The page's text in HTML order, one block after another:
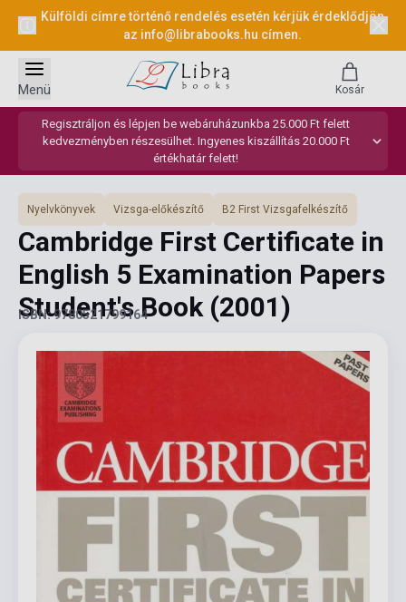
Külföldi címre történő rendelés esetén kérjük érdeklődjön
az info@librabooks.hu címen.
Regisztráljon és lépjen be webáruházunkba 25.000 Ft felett
kedvezményben részesülhet. Ingyenes kiszállítás 20.000 Ft
értékhatár felett!
Menü Kosár
Nyelvkönyvek Vizsga-előkészítő B2 First Vizsgafelkészítő
Cambridge First Certificate in
English 5 Examination Papers
Student's Book (2001)
ISBN: 9780521799164